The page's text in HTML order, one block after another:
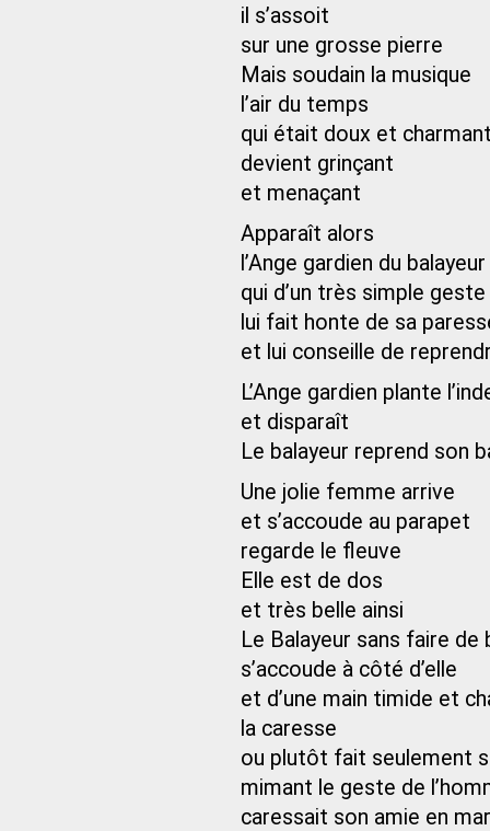
il s’assoit
sur une grosse pierre
Mais soudain la musique
l’air du temps
qui était doux et
devient grinçant
et menaçant
Apparaît alors
l’Ange gardien du balayeur
qui d’un très simple geste
lui fait honte de sa
et lui conseille de
L’Ange gardien plante
et disparaît
Le balayeur reprend son
Une jolie femme arrive
et s’accoude au parapet
regarde le fleuve
Elle est de dos
et très belle ainsi
Le Balayeur sans faire de
s’accoude à côté d’elle
et d’une main timide et
la caresse
ou plutôt fait seulement
mimant le geste de
caressait son amie en